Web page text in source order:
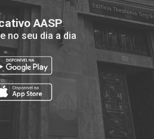
AASP
no seu dia a dia